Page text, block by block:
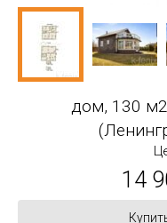
дом, 130
14